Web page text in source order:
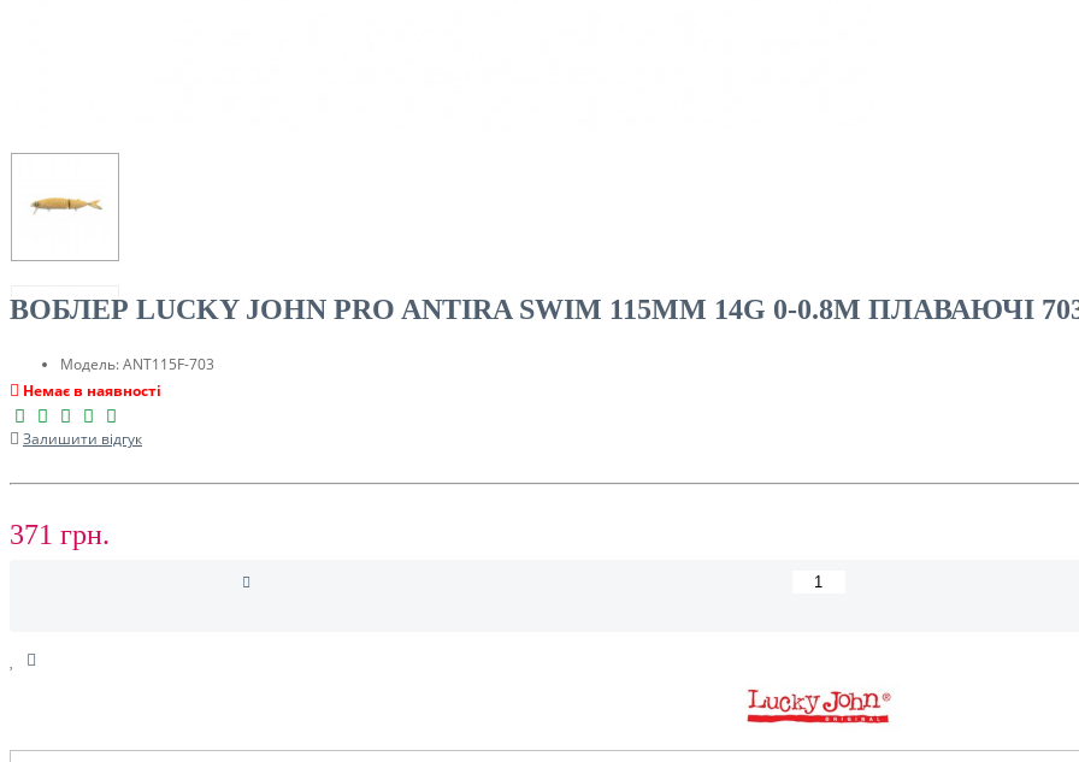
ВОБЛЕР LUCKY JOHN PRO ANTIRA SWIM 115MM 14G 0-0.8M ПЛАВАЮЧІ
Модель:ANT115F-703
Немає в наявності
Залишити відгук
371 грн.